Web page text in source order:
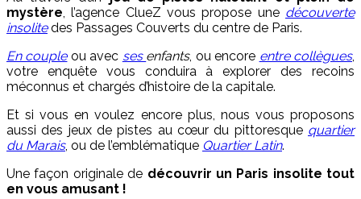
mystère, l’agence ClueZ vous propose une découverte
insolitedes Passages Couverts du centre de Paris.
En coupleou avec ses enfants, ou encore entre collègues,
votre enquête vous conduira à explorer des recoins
méconnus et chargés d’histoire de la capitale.
Et si vous en voulez encore plus, nous vous proposons
aussi des jeux de pistes au cœur du pittoresque quartier
du Marais, ou de l’emblématique Quartier Latin.
Une façon originale de découvrir un Paris insolite tout
en vous amusant !